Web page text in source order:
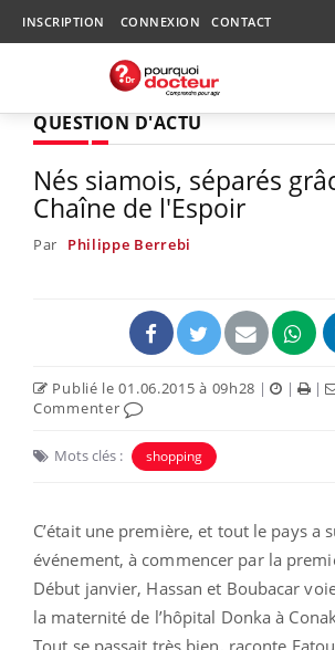
INSCRIPTION CONNEXION CONTACT
QUESTION D'ACTU
Nés siamois, séparés
Chaîne de l'Espoir
Par Philippe Berrebi
Publié le 01.06.2015 à 09h28 | | |
Commenter
Mots clés : shopping
C’était une première, et tout le pays a
événement, à commencer par la
Début janvier, Hassan et Boubacar
la maternité de l’hôpital Donka à
Tout se passait très bien, raconte